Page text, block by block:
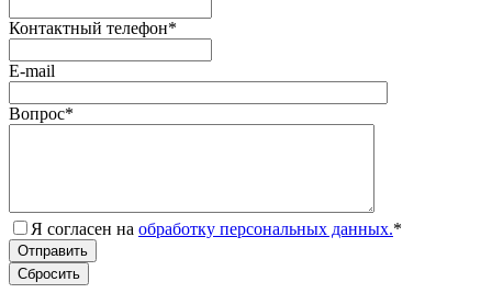
Контактный телефон*
E-mail
Вопрос*
Я согласен на обработку персональных данных.*